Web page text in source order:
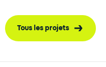
Tous les projets